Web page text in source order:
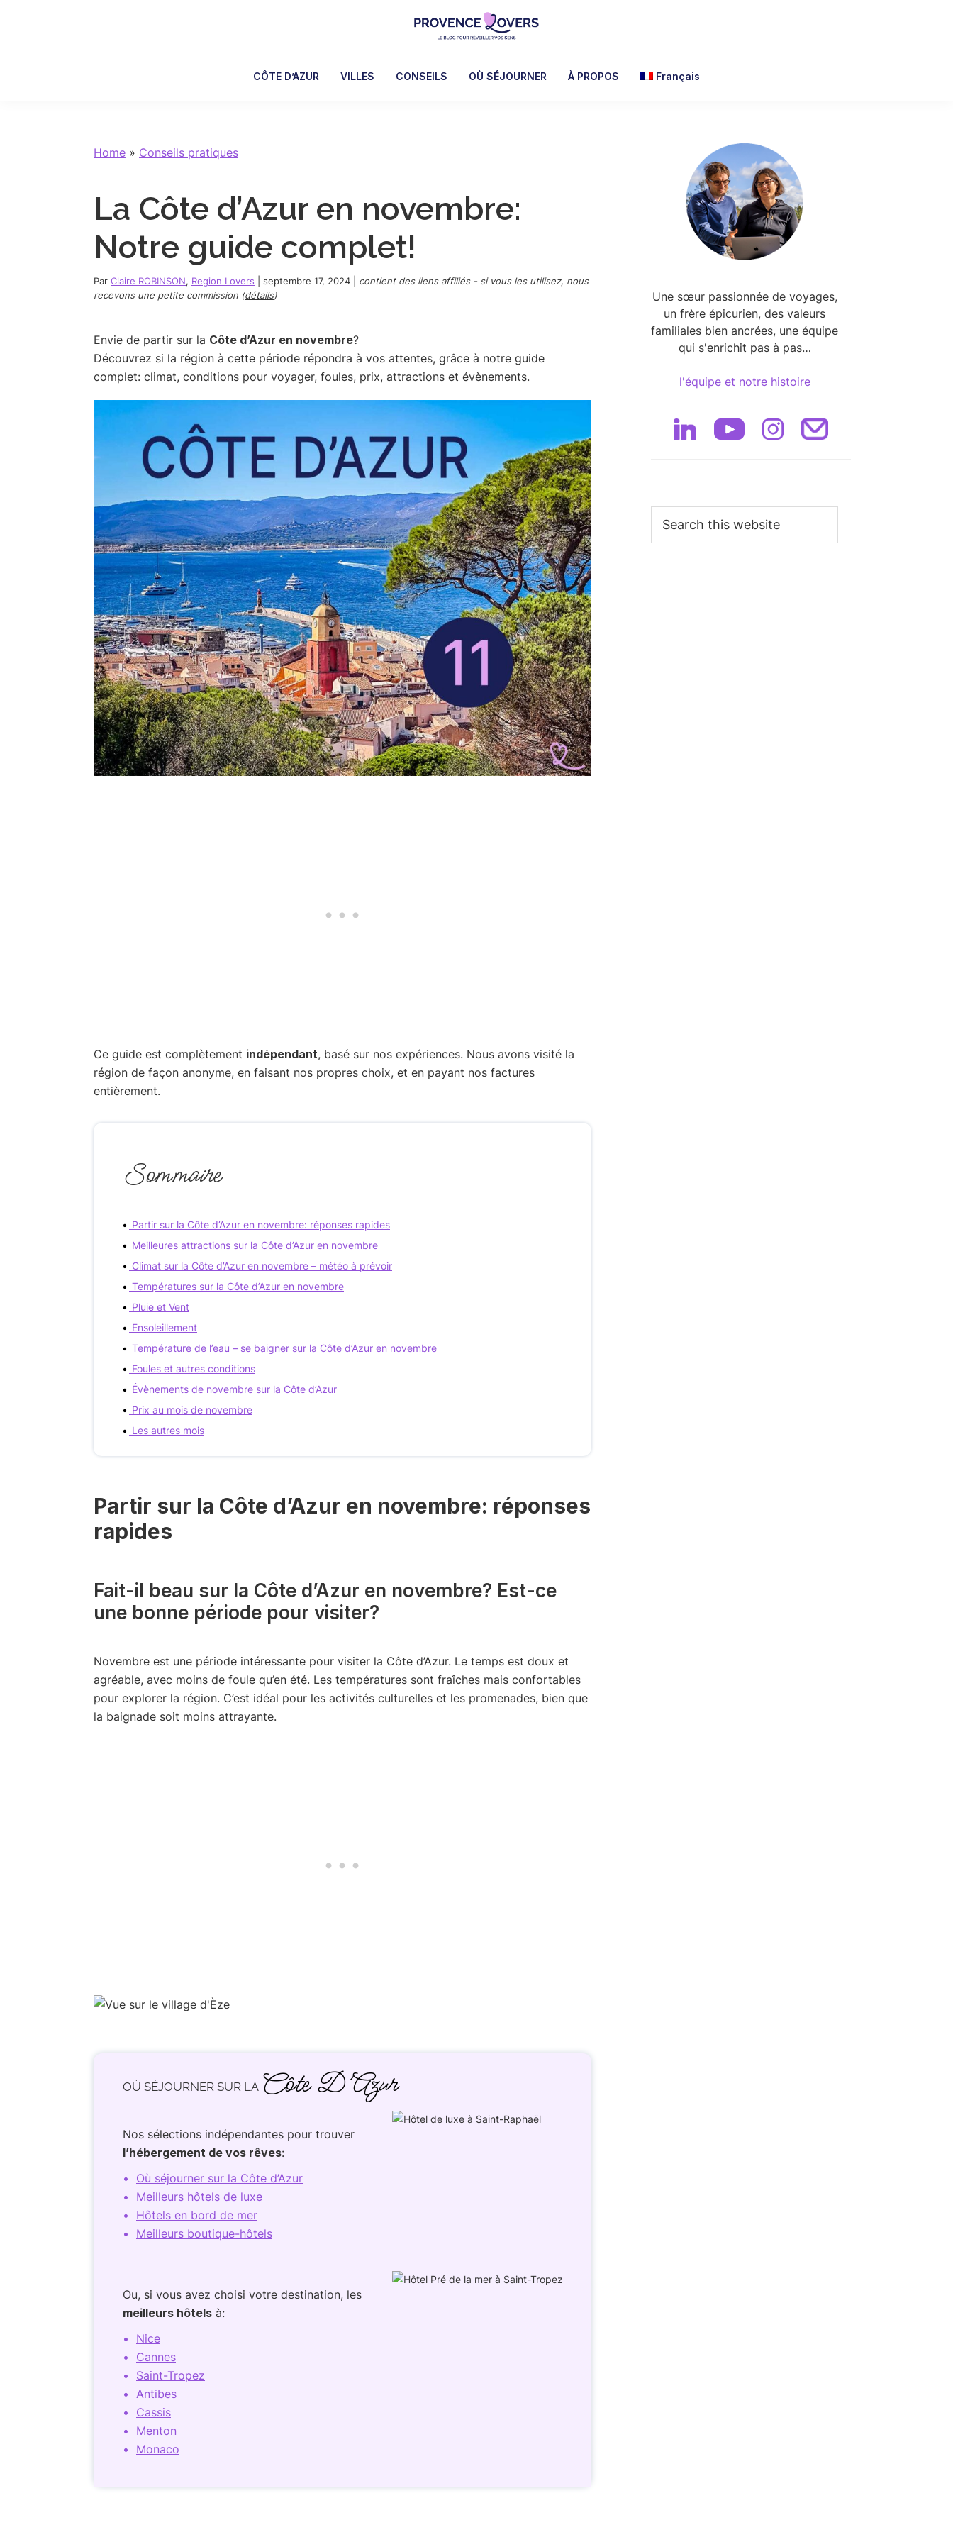
Lovers
réveiller
blog
de
et
Manu
CÔTE D’AZUR VILLES CONSEILS OÙ SÉJOURNER À PROPOS Français
Home » Conseils pratiques
La Côte d’Azur en novembre:
Notre guide complet!
Par Claire ROBINSON, Region Lovers septembre 17, 2024
contient des liens affiliés - si vous les utilisez, nous
recevons une petite commission (détails)
Envie de partir sur la Côte d’Azur en novembre?
Découvrez si la région à cette période répondra à vos attentes, grâce à notre guide
complet: climat, conditions pour voyager, foules, prix, attractions et évènements.
Ce guide est complètement indépendant, basé sur nos expériences. Nous avons visité la
région de façon anonyme, en faisant nos propres choix, et en payant nos factures
entièrement.
Sommaire
Partir sur la Côte d’Azur en novembre: réponses rapides
Meilleures attractions sur la Côte d’Azur en novembre
Climat sur la Côte d’Azur en novembre – météo à prévoir
Températures sur la Côte d’Azur en novembre
Pluie et Vent
Ensoleillement
Température de l’eau – se baigner sur la Côte d’Azur en novembre
Foules et autres conditions
Évènements de novembre sur la Côte d’Azur
Prix au mois de novembre
Les autres mois
Partir sur la Côte d’Azur en novembre: réponses
rapides
Fait-il beau sur la Côte d’Azur en novembre? Est-ce
une bonne période pour visiter?
Novembre est une période intéressante pour visiter la Côte d’Azur. Le temps est doux et
agréable, avec moins de foule qu’en été. Les températures sont fraîches mais confortables
pour explorer la région. C’est idéal pour les activités culturelles et les promenades, bien que
la baignade soit moins attrayante.
OÙ SÉJOURNER SUR LA Côte D’Azur
Nos sélections indépendantes pour trouver
l’hébergement de vos rêves:
Où séjourner sur la Côte d’Azur
Meilleurs hôtels de luxe
Hôtels en bord de mer
Meilleurs boutique-hôtels
Ou, si vous avez choisi votre destination, les
meilleurs hôtels à:
Nice
Cannes
Saint-Tropez
Antibes
Cassis
Menton
Monaco
Primary
Sidebar
Une sœur passionnée de voyages,
un frère épicurien, des valeurs
familiales bien ancrées, une équipe
qui s'enrichit pas à pas…
l'équipe et notre histoire
this